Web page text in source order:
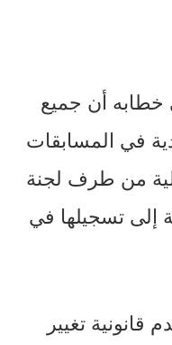
خطابه أن جميع
في المسابقات
من طرف لجنة
إلى تسجيلها في
قانونية تغيير